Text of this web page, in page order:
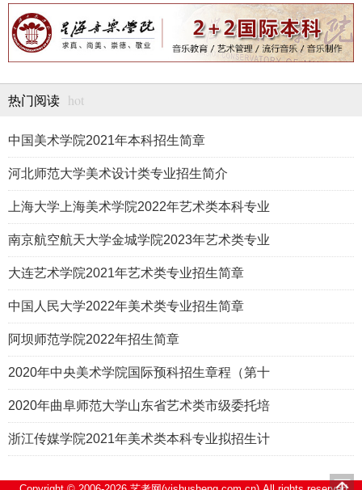
热门阅读 hot
中国美术学院2021年本科招生简章
河北师范大学美术设计类专业招生简介
上海大学上海美术学院2022年艺术类本科专业
南京航空航天大学金城学院2023年艺术类专业
大连艺术学院2021年艺术类专业招生简章
中国人民大学2022年美术类专业招生简章
阿坝师范学院2022年招生简章
2020年中央美术学院国际预科招生章程（第十
2020年曲阜师范大学山东省艺术类市级委托培
浙江传媒学院2021年美术类本科专业拟招生计